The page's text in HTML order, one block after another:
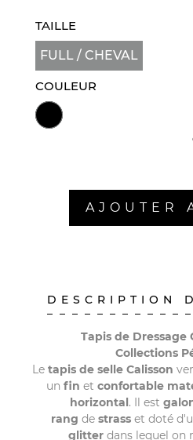
TAILLE
FULL / CHEVAL
COULEUR
AJOUTER
DESCRIPTION
Tapis de Dressage
Collections
Le tapis de selle Calisson
un fin et confortable
horizontal. Il est
rang de strasset doté
glitter dans lequel on